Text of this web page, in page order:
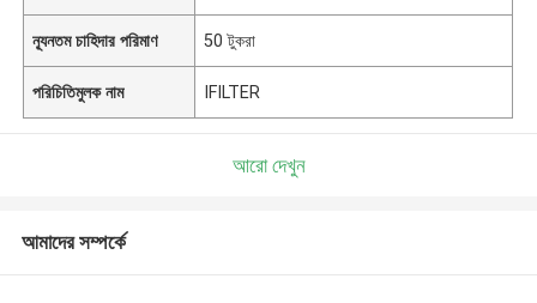
ন্যূনতম চাহিদার পরিমাণ 50 টুকরা
পরিচিতিমুলক নাম IFILTER
আরো দেখুন
আমাদের সম্পর্কে